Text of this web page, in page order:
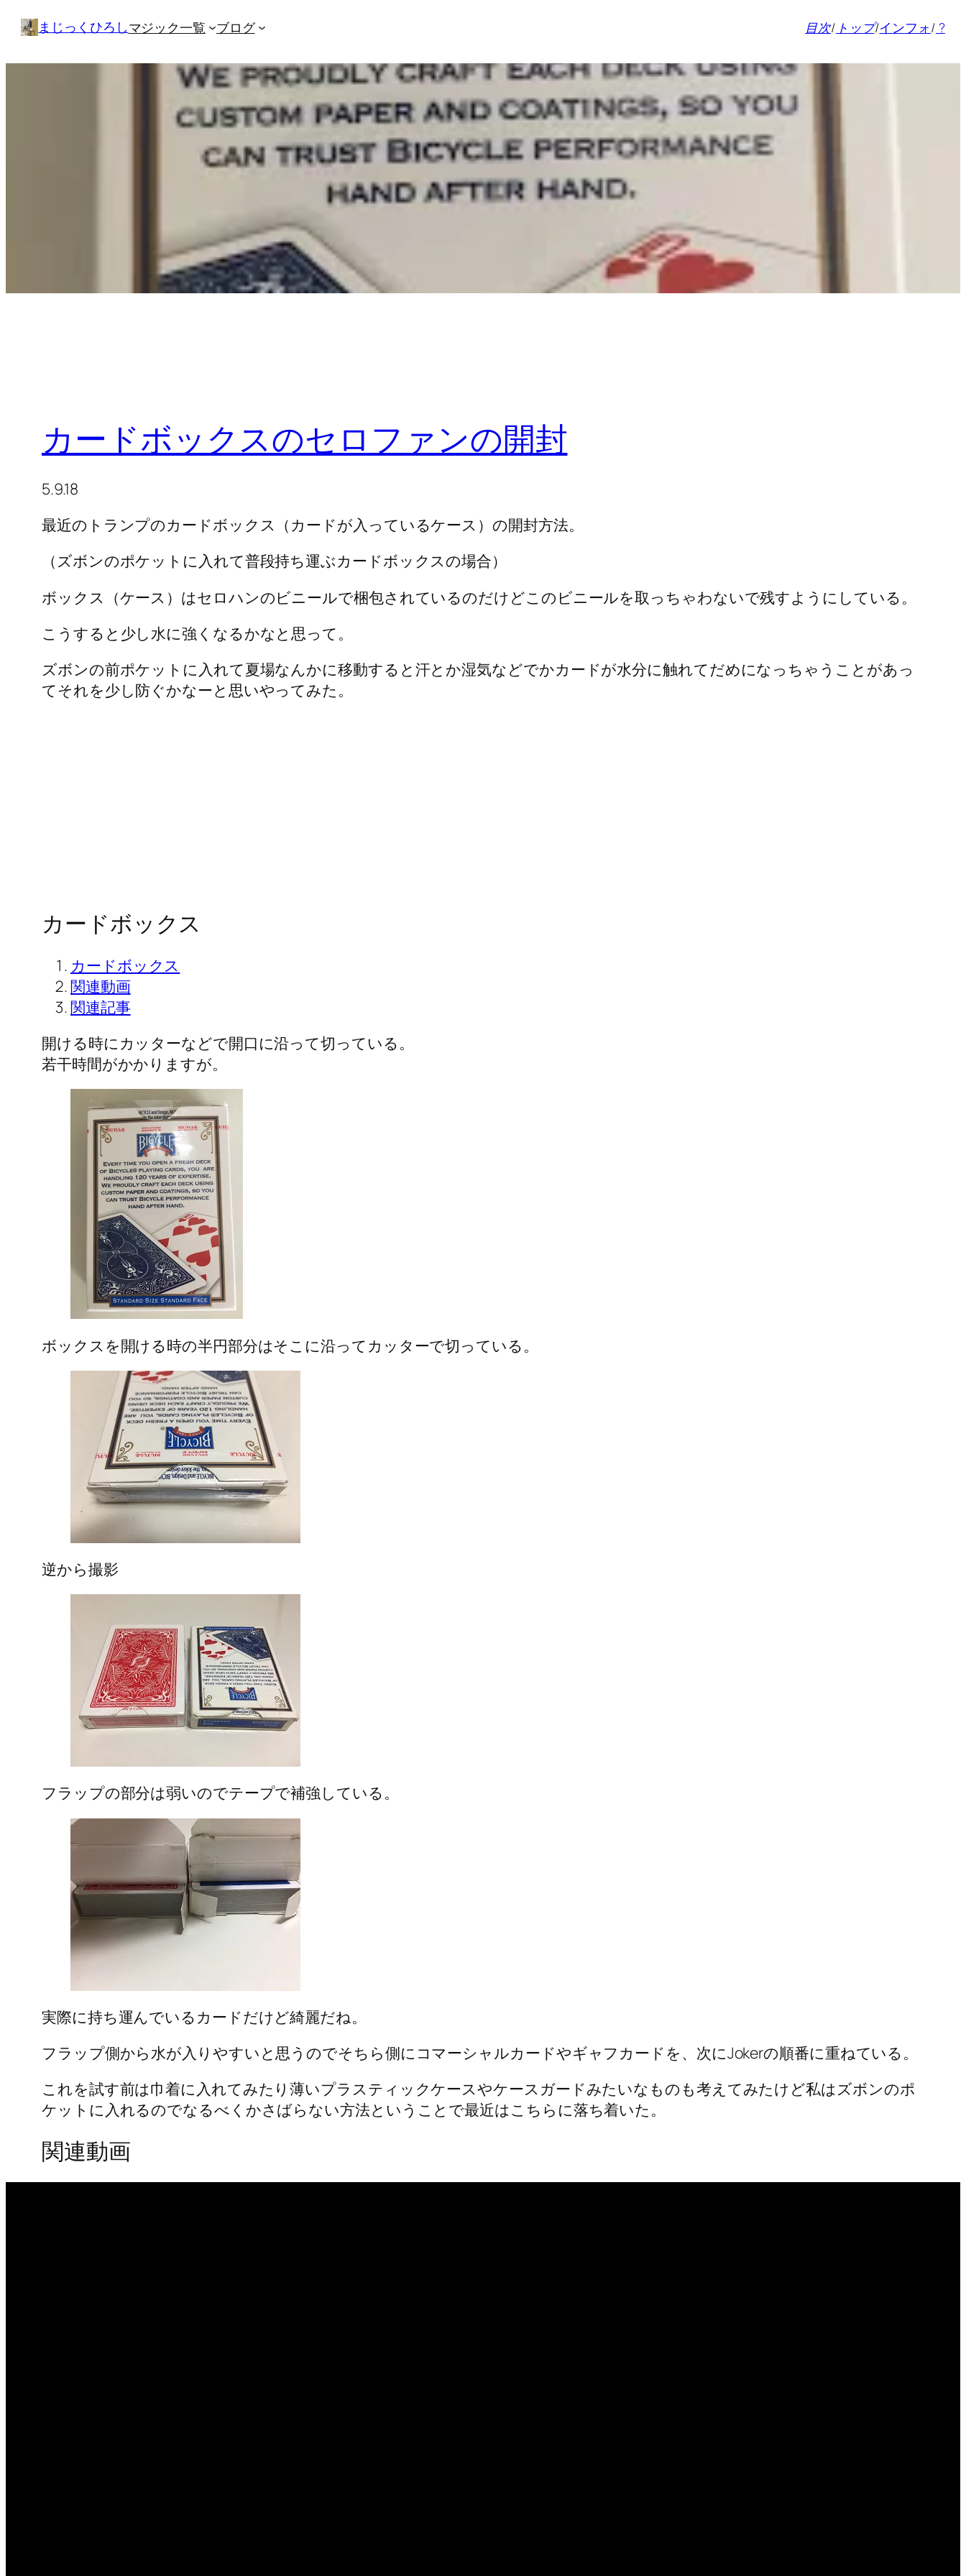
まじっくひろしマジック一覧 ブログ 目次/ トップ/インフォ/ ?
カードボックスのセロファンの開封
5.9.18
最近のトランプのカードボックス（カードが入っているケース）の開封方法。
（ズボンのポケットに入れて普段持ち運ぶカードボックスの場合）
ボックス（ケース）はセロハンのビニールで梱包されているのだけどこのビニールを取っちゃわないで残すようにしている。
こうすると少し水に強くなるかなと思って。
ズボンの前ポケットに入れて夏場なんかに移動すると汗とか湿気などでかカードが水分に触れてだめになっちゃうことがあっ
てそれを少し防ぐかなーと思いやってみた。
カードボックス
カードボックス
関連動画
関連記事
開ける時にカッターなどで開口に沿って切っている。
若干時間がかかりますが。
ボックスを開ける時の半円部分はそこに沿ってカッターで切っている。
逆から撮影
フラップの部分は弱いのでテープで補強している。
実際に持ち運んでいるカードだけど綺麗だね。
フラップ側から水が入りやすいと思うのでそちら側にコマーシャルカードやギャフカードを、次にJokerの順番に重ねている。
これを試す前は巾着に入れてみたり薄いプラスティックケースやケースガードみたいなものも考えてみたけど私はズボンのポ
ケットに入れるのでなるべくかさばらない方法ということで最近はこちらに落ち着いた。
関連動画